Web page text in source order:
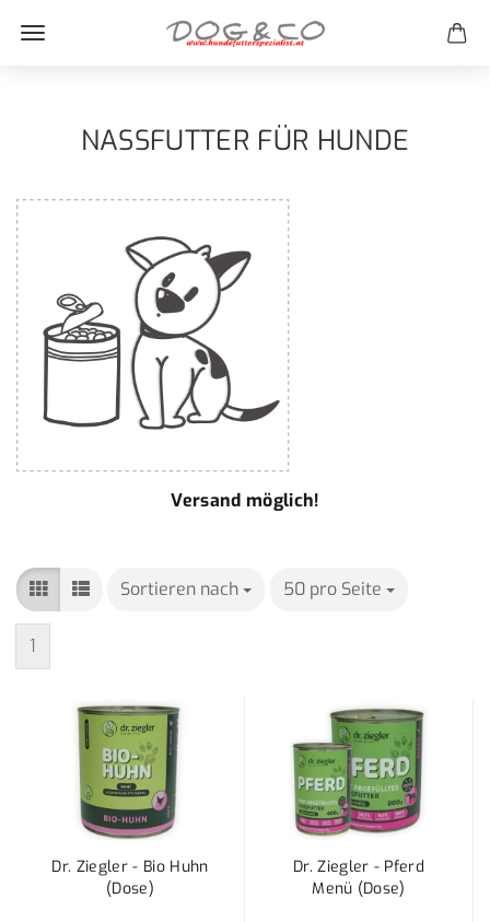
NASSFUTTER FÜR HUNDE
Versand möglich!
Sortieren nach
Sortieren nach 50 pro Seite
pro Seite
1
Dr. Ziegler - Bio Huhn
(Dose)
Dr. Ziegler - Pferd
Menü (Dose)